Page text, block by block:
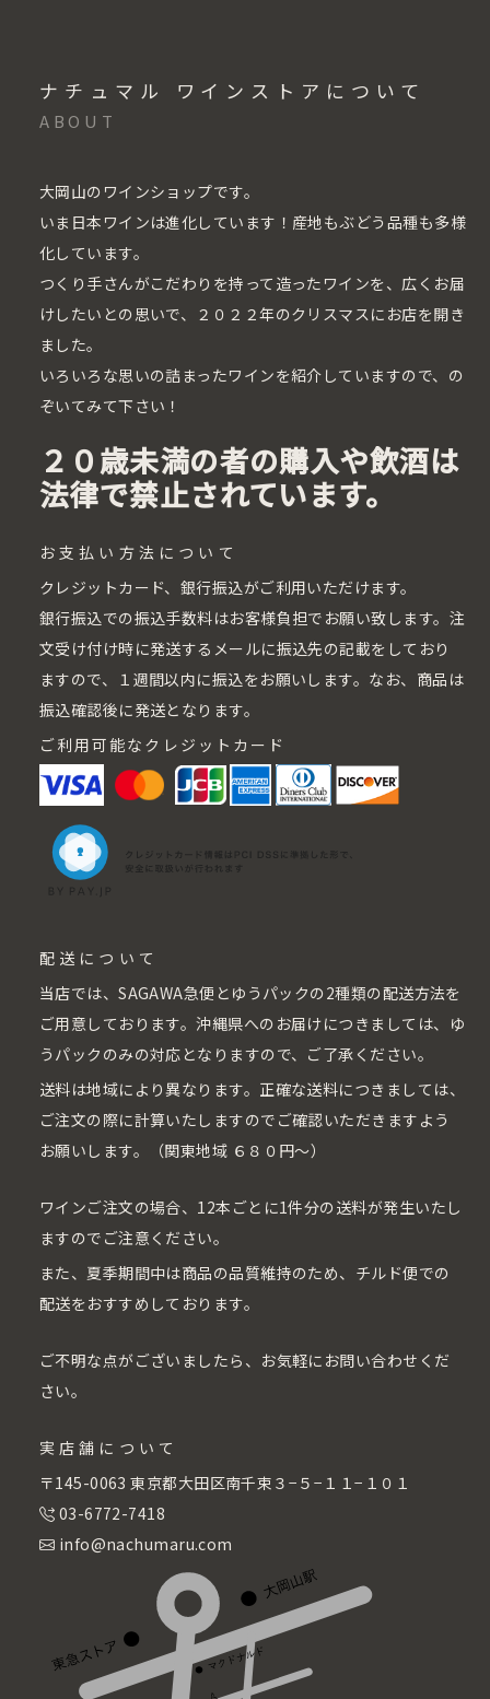
ナチュマル ワインストアについて
ABOUT
大岡山のワインショップです。
いま日本ワインは進化しています！産地もぶどう品種も多様
化しています。
つくり手さんがこだわりを持って造ったワインを、広くお届
けしたいとの思いで、２０２２年のクリスマスにお店を開き
ました。
いろいろな思いの詰まったワインを紹介していますので、の
ぞいてみて下さい！
２０歳未満の者の購入や飲酒は
法律で禁止されています。
お支払い方法について
クレジットカード、銀行振込がご利用いただけます。
銀行振込での振込手数料はお客様負担でお願い致します。注
文受け付け時に発送するメールに振込先の記載をしており
ますので、１週間以内に振込をお願いします。なお、商品は
振込確認後に発送となります。
ご利用可能なクレジットカード
配送について
当店では、SAGAWA急便とゆうパックの2種類の配送方法を
ご用意しております。沖縄県へのお届けにつきましては、ゆ
うパックのみの対応となりますので、ご了承ください。
送料は地域により異なります。正確な送料につきましては、
ご注文の際に計算いたしますのでご確認いただきますよう
お願いします。（関東地域 ６８０円〜）
ワインご注文の場合、12本ごとに1件分の送料が発生いたし
ますのでご注意ください。
また、夏季期間中は商品の品質維持のため、チルド便での
配送をおすすめしております。
ご不明な点がございましたら、お気軽にお問い合わせくだ
さい。
実店舗について
〒145-0063 東京都大田区南千束３−５−１１−１０１
03-6772-7418
info@nachumaru.com